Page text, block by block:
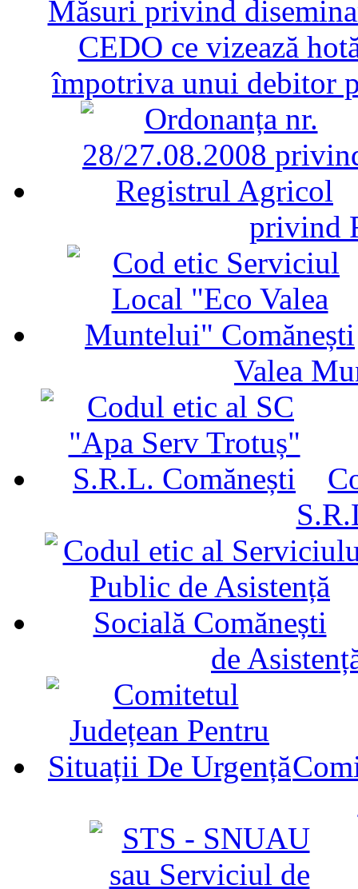
Măsuri privind
CEDO ce vizează
împotriva unui debitor
privind
Valea
de